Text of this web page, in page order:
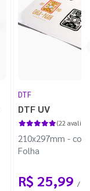
DTF
DTF UV
(22
210x297mm -
Folha
R$ 25,99 / 1